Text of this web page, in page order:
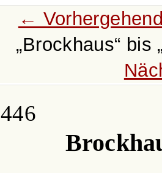
←
Brockhaus
bis
446